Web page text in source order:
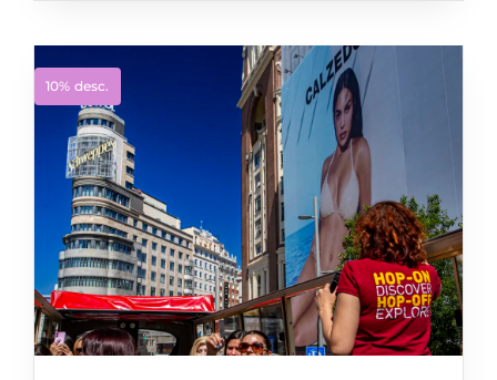
10% desc.